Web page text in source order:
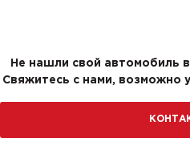
Не нашли свой автомобиль
Свяжитесь с нами, возможно